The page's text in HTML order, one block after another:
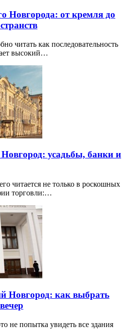
Новгорода: от кремля до
читать как последовательность
высокий…
усадьбы, банки и
читается не только в роскошных
торговли:…
Новгород: как выбрать
не попытка увидеть все здания